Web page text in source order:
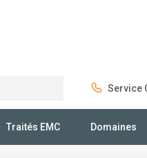
Service
Traités EMC Domaines